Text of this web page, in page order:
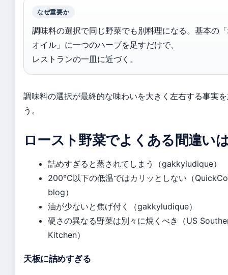
なぜ重要か
調味料の選択で同じ野菜でも別料理になる。基本の
オイル」に一つのハーブを足すだけで、
レストランの一皿に近づく。
調味料の選択が最終的な味わいを大きく左右する事実
う。
ロースト野菜でよくある間違い
詰めすぎると蒸されてしまう（gakkyludique）
200°C以下の低温ではカリッとしない（
blog）
油が少ないと焦げ付く（gakkyludique）
硬さの異なる野菜は別々に焼くべき（US
Kitchen）
天板に詰めすぎる